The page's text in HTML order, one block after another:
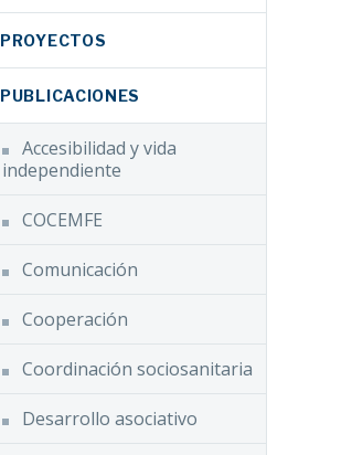
PROYECTOS
PUBLICACIONES
Accesibilidad y vida
independiente
COCEMFE
Comunicación
Cooperación
Coordinación sociosanitaria
Desarrollo asociativo